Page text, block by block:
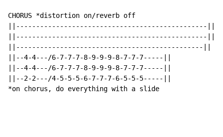
CHORUS *distortion on/reverb off
||------------------------------------------------||
||------------------------------------------------||
||-----------------------------------------------||
||--4-4---/6-7-7-7-8-9-9-9-8-7-7-7-----||
||--4-4---/6-7-7-7-8-9-9-9-8-7-7-7-----||
||--2-2---/4-5-5-5-6-7-7-7-6-5-5-5-----||
*on chorus, do everything with a slide